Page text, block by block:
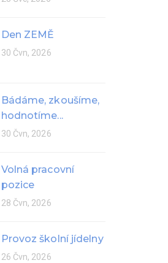
Den ZEMĚ
30 Čvn, 2026
Bádáme, zkoušíme,
hodnotíme...
30 Čvn, 2026
Volná pracovní
pozice
28 Čvn, 2026
Provoz školní jídelny
26 Čvn, 2026